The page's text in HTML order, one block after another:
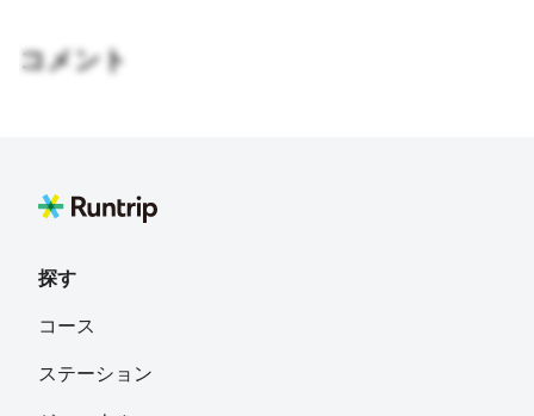
コメント
探す
コース
ステーション